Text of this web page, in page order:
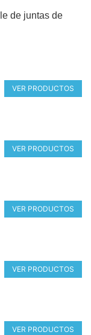
VER PRODUCTOS
VER PRODUCTOS
VER PRODUCTOS
VER PRODUCTOS
VER PRODUCTOS